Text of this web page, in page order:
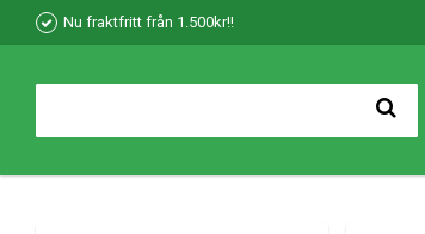
Nu fraktfritt från 1.500kr!!